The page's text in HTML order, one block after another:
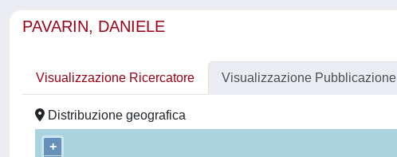
PAVARIN, DANIELE
Visualizzazione Ricercatore Visualizzazione Pubblicazione
Distribuzione geografica
+